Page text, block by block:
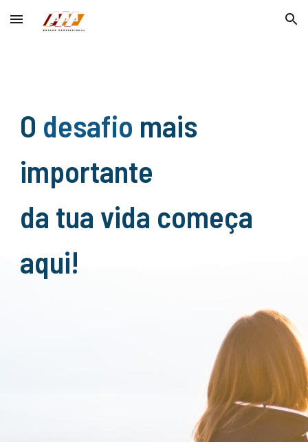
Skip to main content Skip to navigation
O desafio mais
importante
da tua vida começa
aqui!